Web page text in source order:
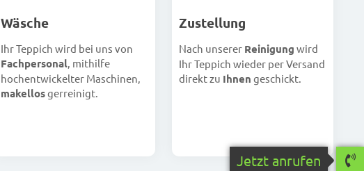
Wäsche
Ihr Teppich wird bei uns von
Fachpersonal, mithilfe
hochentwickelter Maschinen,
makellosgerreinigt.
Zustellung
Nach unserer Reinigung wird
Ihr Teppich wieder per Versand
direkt zu Ihnen geschickt.
Jetzt anrufen